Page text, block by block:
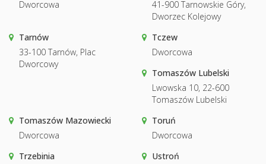
Dworcowa
41-900 Tarnowskie Góry,
Dworzec Kolejowy
Tarnów
33-100 Tarnów, Plac
Dworcowy
Tczew
Dworcowa
Tomaszów Lubelski
Lwowska 10, 22-600
Tomaszów Lubelski
Tomaszów Mazowiecki
Dworcowa
Toruń
Dworcowa
Trzebinia
Ustroń